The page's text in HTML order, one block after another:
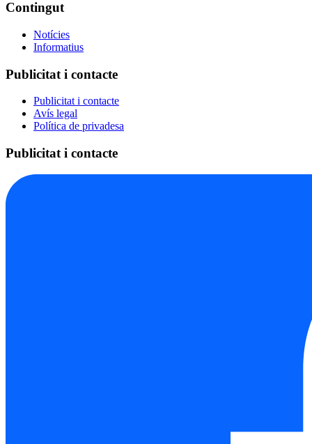
Contingut
Notícies
Informatius
Publicitat i contacte
Publicitat i contacte
Avís legal
Política de privadesa
Publicitat i contacte